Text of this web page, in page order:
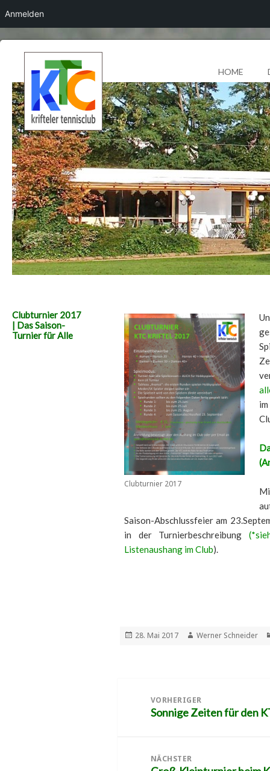
HOME
Clubturnier 2017
| Das Saison-
Turnier für Alle
Clubturnier 2017
Saison-Abschlussfeier am
in der Turnierbeschreibung
Listenaushang im Club).
Veröffentlicht
28. Mai 2017 Autor
Werner Schneider
VORHERIGER
Vorheriger
Sonnige Zeiten für den
NÄCHSTER
Anmelden